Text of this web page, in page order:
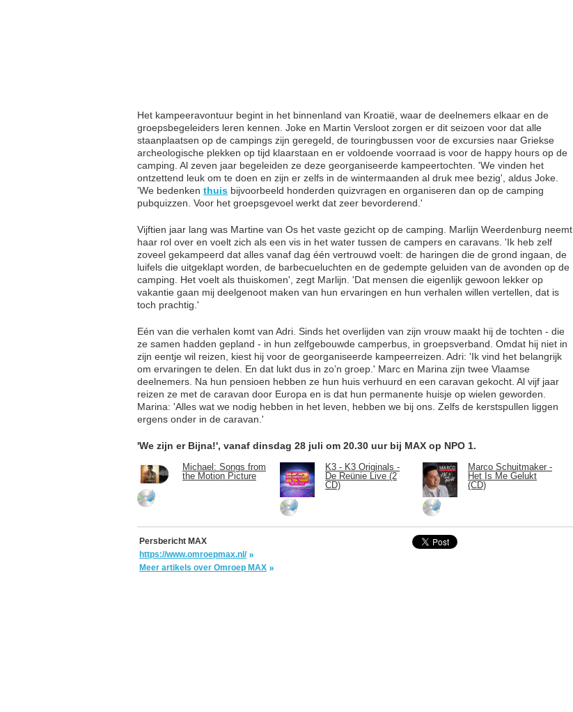
Het kampeeravontuur begint in het binnenland van Kroatië, waar de deelnemers elkaar en de
groepsbegeleiders leren kennen. Joke en Martin Versloot zorgen er dit seizoen voor dat alle
staanplaatsen op de campings zijn geregeld, de touringbussen voor de excursies naar Griekse
archeologische plekken op tijd klaarstaan en er voldoende voorraad is voor de happy hours op de
camping. Al zeven jaar begeleiden ze deze georganiseerde kampeertochten. 'We vinden het
ontzettend leuk om te doen en zijn er zelfs in de wintermaanden al druk mee bezig', aldus Joke.
'We bedenken thuis bijvoorbeeld honderden quizvragen en organiseren dan op de camping
pubquizzen. Voor het groepsgevoel werkt dat zeer bevorderend.'
Vijftien jaar lang was Martine van Os het vaste gezicht op de camping. Marlijn Weerdenburg neemt
haar rol over en voelt zich als een vis in het water tussen de campers en caravans. 'Ik heb zelf
zoveel gekampeerd dat alles vanaf dag één vertrouwd voelt: de haringen die de grond ingaan, de
luifels die uitgeklapt worden, de barbecueluchten en de gedempte geluiden van de avonden op de
camping. Het voelt als thuiskomen', zegt Marlijn. 'Dat mensen die eigenlijk gewoon lekker op
vakantie gaan mij deelgenoot maken van hun ervaringen en hun verhalen willen vertellen, dat is
toch prachtig.'
Eén van die verhalen komt van Adri. Sinds het overlijden van zijn vrouw maakt hij de tochten - die
ze samen hadden gepland - in hun zelfgebouwde camperbus, in groepsverband. Omdat hij niet in
zijn eentje wil reizen, kiest hij voor de georganiseerde kampeerreizen. Adri: 'Ik vind het belangrijk
om ervaringen te delen. En dat lukt dus in zo’n groep.' Marc en Marina zijn twee Vlaamse
deelnemers. Na hun pensioen hebben ze hun huis verhuurd en een caravan gekocht. Al vijf jaar
reizen ze met de caravan door Europa en is dat hun permanente huisje op wielen geworden.
Marina: 'Alles wat we nodig hebben in het leven, hebben we bij ons. Zelfs de kerstspullen liggen
ergens onder in de caravan.'
'We zijn er Bijna!', vanaf dinsdag 28 juli om 20.30 uur bij MAX op NPO 1.
Michael: Songs from
the Motion Picture
K3 - K3 Originals -
De Reünie Live (2
CD)
Marco Schuitmaker -
Het Is Me Gelukt
(CD)
Persbericht MAX
https://www.omroepmax.nl/
Meer artikels over Omroep MAX